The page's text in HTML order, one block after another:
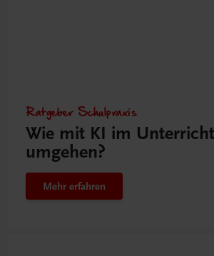
Ratgeber Schulpraxis
Wie mit KI im Unterricht
umgehen?
Mehr erfahren